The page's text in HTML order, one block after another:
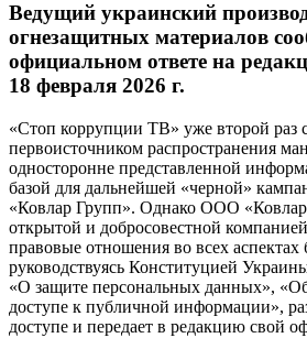
Ведущий украинский
огнезащитных материалов
официальном ответе на
18 февраля 2026 г.
«Стоп коррупции ТВ» уже второй раз с
первоисточником распространения
односторонне представленной
базой для дальнейшей «черной»
«Ковлар Групп». Однако ООО «Ковлар
открытой и добросовестной
правовые отношения во всех аспектах
руководствуясь Конституцией
«О защите персональных данных»,
доступе к публичной информации»,
доступе и передает в редакцию свой